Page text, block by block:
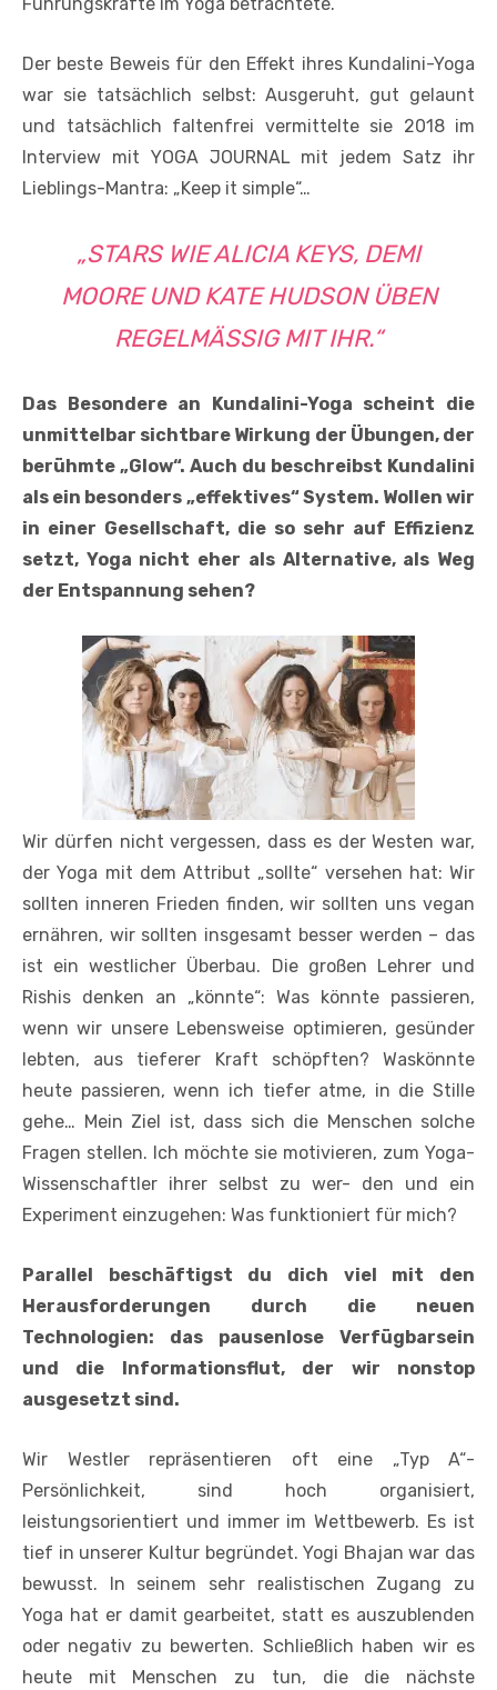
Der beste Beweis für den Effekt ihres Kundalini-Yoga
war sie tatsächlich selbst: Ausgeruht, gut gelaunt
und tatsächlich faltenfrei vermittelte sie 2018 im
Interview mit YOGA JOURNAL mit jedem Satz ihr
Lieblings-Mantra: „Keep it simple“…
„STARS WIE ALICIA KEYS, DEMI
MOORE UND KATE HUDSON ÜBEN
REGELMÄSSIG MIT IHR.“
Das Besondere an Kundalini-Yoga scheint die
unmittelbar sichtbare Wirkung der Übungen, der
berühmte „Glow“. Auch du beschreibst Kundalini
als ein besonders „effektives“ System. Wollen wir
in einer Gesellschaft, die so sehr auf Effizienz
setzt, Yoga nicht eher als Alternative, als Weg
der Entspannung sehen?
Wir dürfen nicht vergessen, dass es der Westen war,
der Yoga mit dem Attribut „sollte“ versehen hat: Wir
sollten inneren Frieden finden, wir sollten uns vegan
ernähren, wir sollten insgesamt besser werden – das
ist ein westlicher Überbau. Die großen Lehrer und
Rishis denken an „könnte“: Was könnte passieren,
wenn wir unsere Lebensweise optimieren, gesünder
lebten, aus tieferer Kraft schöpften? Waskönnte
heute passieren, wenn ich tiefer atme, in die Stille
gehe… Mein Ziel ist, dass sich die Menschen solche
Fragen stellen. Ich möchte sie motivieren, zum Yoga-
Wissenschaftler ihrer selbst zu wer- den und ein
Experiment einzugehen: Was funktioniert für mich?
Parallel beschäftigst du dich viel mit den
Herausforderungen durch die neuen
Technologien: das pausenlose Verfügbarsein
und die Informationsflut, der wir nonstop
ausgesetzt sind.
Wir Westler repräsentieren oft eine „Typ A“-
Persönlichkeit, sind hoch organisiert,
leistungsorientiert und immer im Wettbewerb. Es ist
tief in unserer Kultur begründet. Yogi Bhajan war das
bewusst. In seinem sehr realistischen Zugang zu
Yoga hat er damit gearbeitet, statt es auszublenden
oder negativ zu bewerten. Schließlich haben wir es
heute mit Menschen zu tun, die die nächste